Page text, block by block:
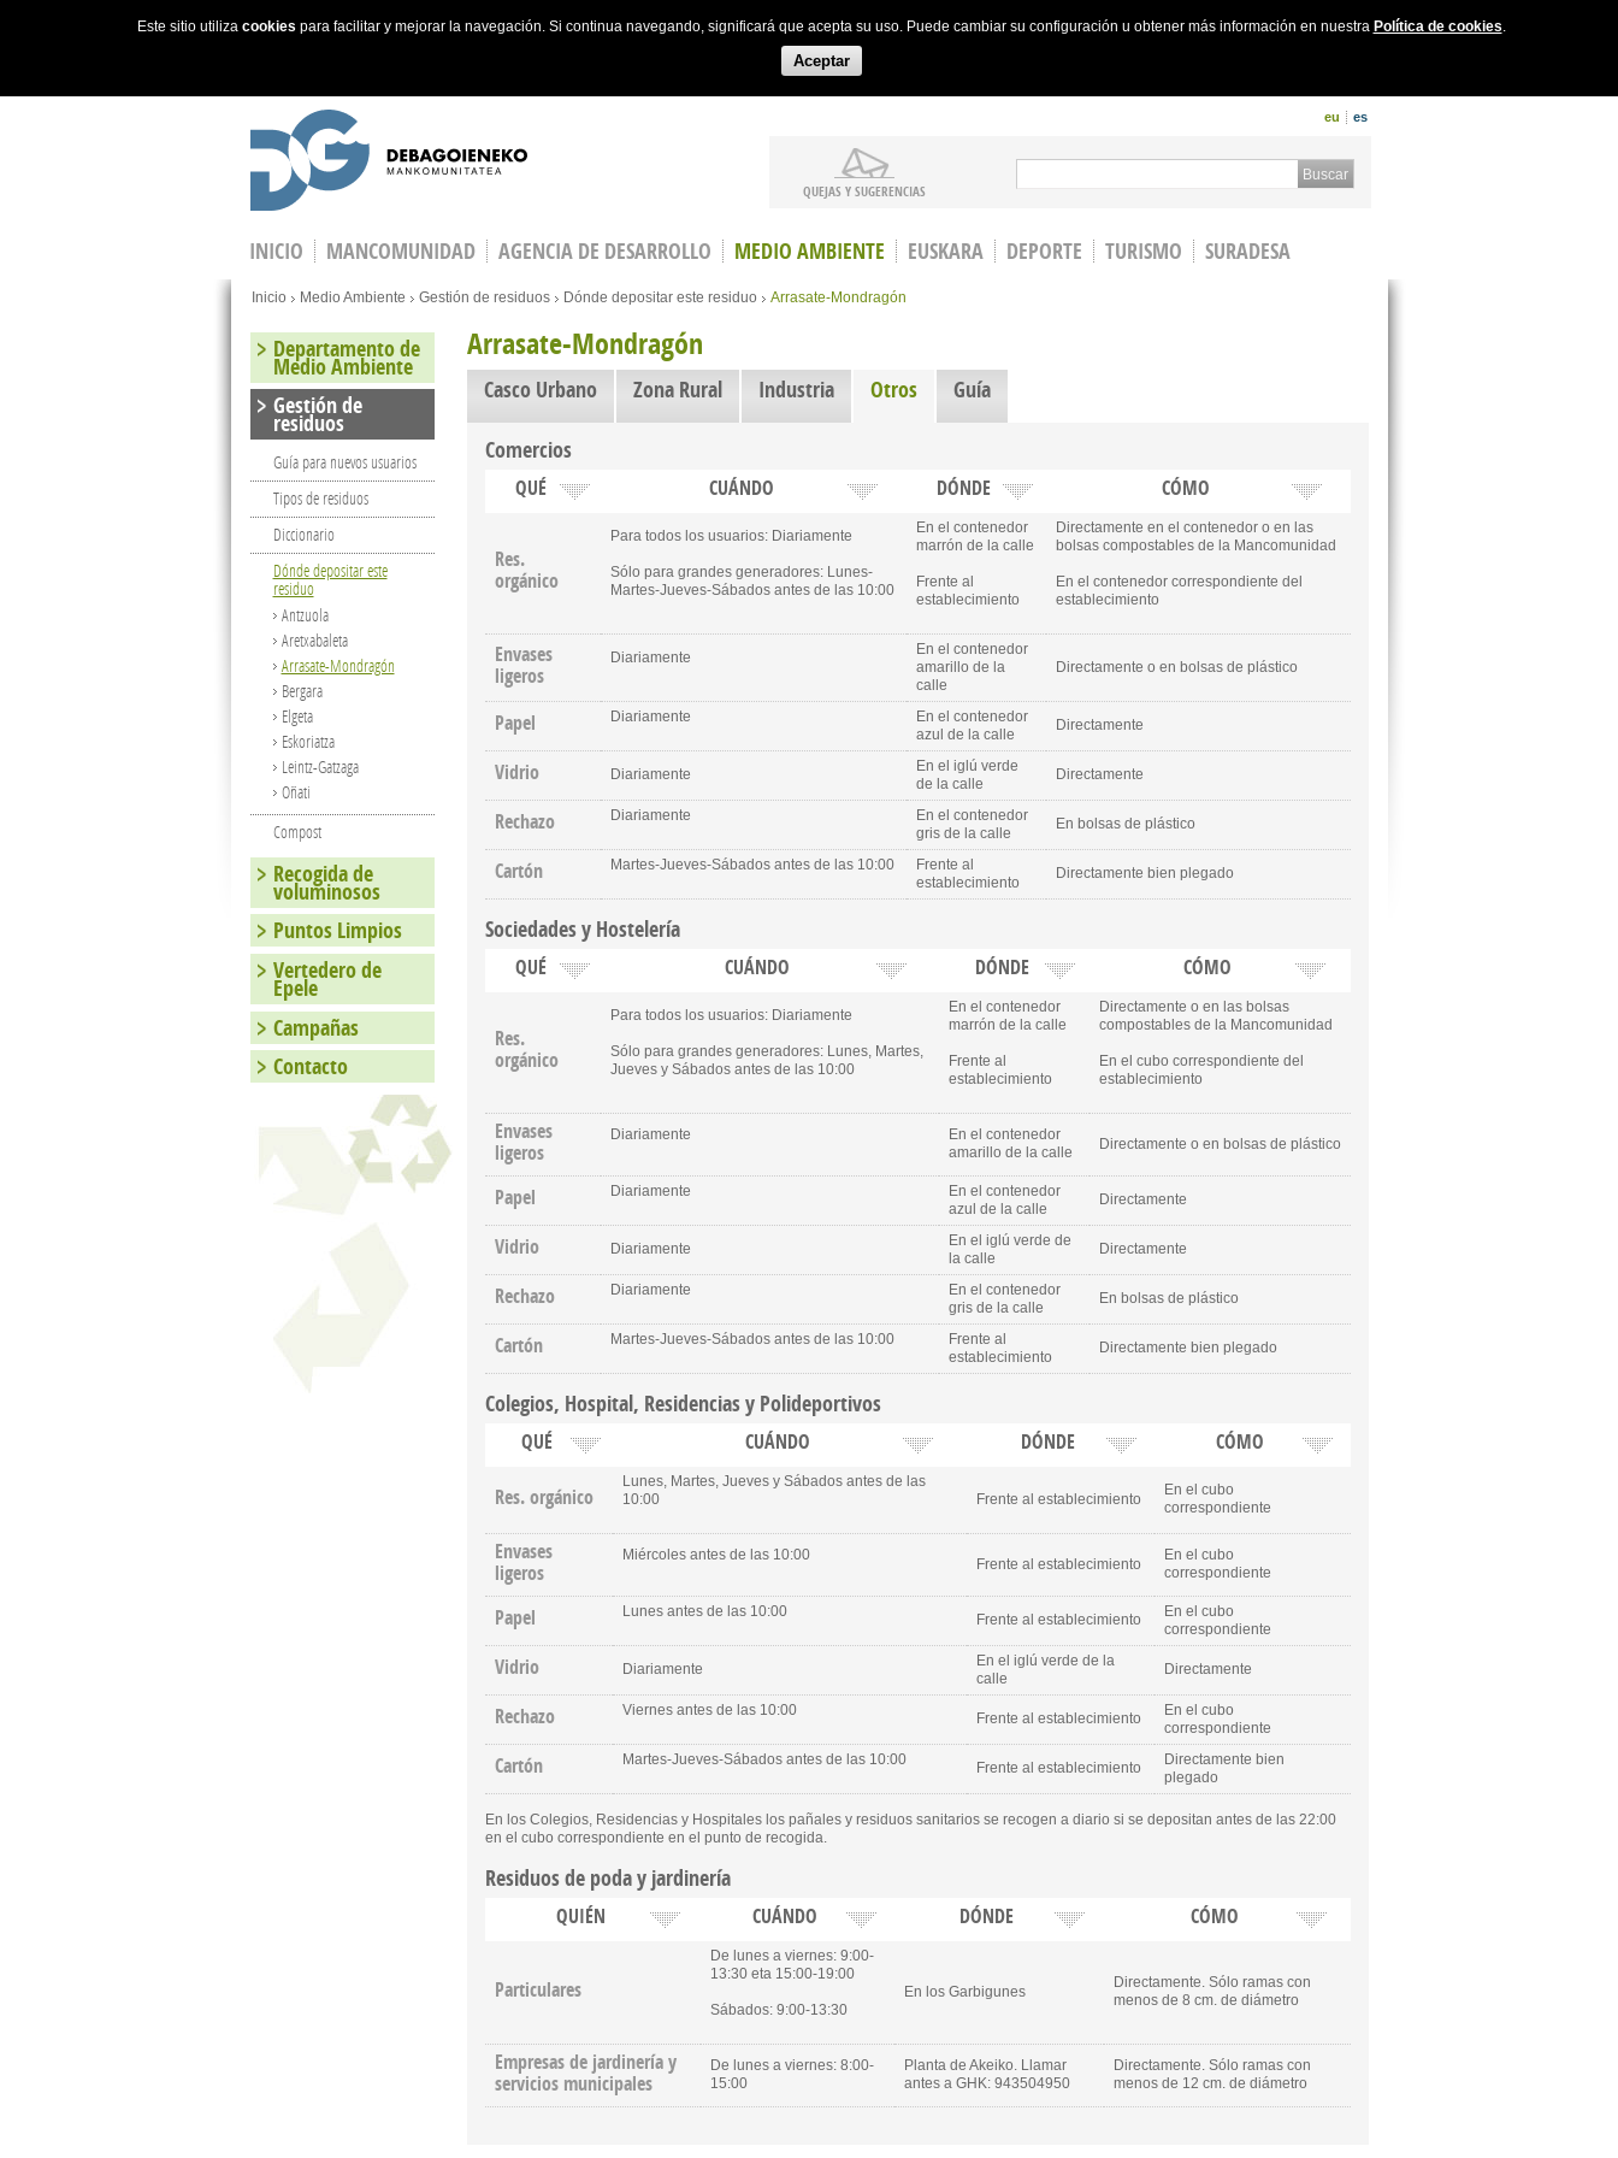
Este sitio utiliza cookies para facilitar y mejorar la navegación. Si continua navegando, significará que acepta su uso. Puede cambiar su configuración u obtener más información en nuestra Política de cookies.
Aceptar
eu es
QUEJAS Y SUGERENCIAS
Search form
INICIO MANCOMUNIDAD AGENCIA DE DESARROLLO MEDIO AMBIENTE EUSKARA DEPORTE TURISMO
SURADESA
You are here
Inicio Medio Ambiente Gestión de residuos Dónde depositar este residuo Arrasate-Mondragón
Arrasate-Mondragón
Casco Urbano Zona Rural Industria Otros(active tab)
Guía
Comercios
QUÉ CUÁNDO DÓNDE CÓMO
Res.
orgánico
Para todos los usuarios: Diariamente
Sólo para grandes generadores: Lunes-
Martes-Jueves-Sábados antes de las 10:00
En el contenedor
marrón de la calle
Frente al
establecimiento
Directamente en el contenedor o en las
bolsas compostables de la Mancomunidad
En el contenedor correspondiente del
establecimiento
Envases
ligeros
Diariamente
En el contenedor
amarillo de la
calle
Directamente o en bolsas de plástico
Papel Diariamente
En el contenedor
azul de la calle
Directamente
Vidrio Diariamente
En el iglú verde
de la calle
Directamente
Rechazo Diariamente
En el contenedor
gris de la calle
En bolsas de plástico
Cartón Martes-Jueves-Sábados antes de las 10:00
Frente al
establecimiento
Directamente bien plegado
Sociedades y Hostelería
QUÉ CUÁNDO DÓNDE CÓMO
Res.
orgánico
Para todos los usuarios: Diariamente
Sólo para grandes generadores: Lunes, Martes,
Jueves y Sábados antes de las 10:00
En el contenedor
marrón de la calle
Frente al
establecimiento
Directamente o en las bolsas
compostables de la Mancomunidad
En el cubo correspondiente del
establecimiento
Envases
ligeros
Diariamente
En el contenedor
amarillo de la calle
Directamente o en bolsas de plástico
Papel Diariamente
En el contenedor
azul de la calle
Directamente
Vidrio Diariamente
En el iglú verde de
la calle
Directamente
Rechazo Diariamente
En el contenedor
gris de la calle
En bolsas de plástico
Cartón Martes-Jueves-Sábados antes de las 10:00
Frente al
establecimiento
Directamente bien plegado
Colegios, Hospital, Residencias y Polideportivos
QUÉ CUÁNDO DÓNDE CÓMO
Res. orgánico
Lunes, Martes, Jueves y Sábados antes de las
10:00
Frente al establecimiento
En el cubo
correspondiente
Envases
ligeros
Miércoles antes de las 10:00
Frente al establecimiento
En el cubo
correspondiente
Papel Lunes antes de las 10:00 Frente al establecimiento
En el cubo
correspondiente
Vidrio Diariamente
En el iglú verde de la
calle
Directamente
Rechazo Viernes antes de las 10:00 Frente al establecimiento
En el cubo
correspondiente
Cartón Martes-Jueves-Sábados antes de las 10:00 Frente al establecimiento
Directamente bien
plegado
En los Colegios, Residencias y Hospitales los pañales y residuos sanitarios se recogen a diario si se depositan antes de las 22:00
en el cubo correspondiente en el punto de recogida.
Residuos de poda y jardinería
QUIÉN CUÁNDO DÓNDE CÓMO
Particulares
De lunes a viernes: 9:00-
13:30 eta 15:00-19:00
Sábados: 9:00-13:30
En los Garbigunes
Directamente. Sólo ramas con
menos de 8 cm. de diámetro
Empresas de jardinería y
servicios municipales
De lunes a viernes: 8:00-
15:00
Planta de Akeiko. Llamar
antes a GHK: 943504950
Directamente. Sólo ramas con
menos de 12 cm. de diámetro
Departamento de
Medio Ambiente
Gestión de
residuos
Guía para nuevos usuarios
Tipos de residuos
Diccionario
Dónde depositar este
residuo
Antzuola
Aretxabaleta
Arrasate-Mondragón
Bergara
Elgeta
Eskoriatza
Leintz-Gatzaga
Oñati
Compost
Recogida de
voluminosos
Puntos Limpios
Vertedero de
Epele
Campañas
Contacto